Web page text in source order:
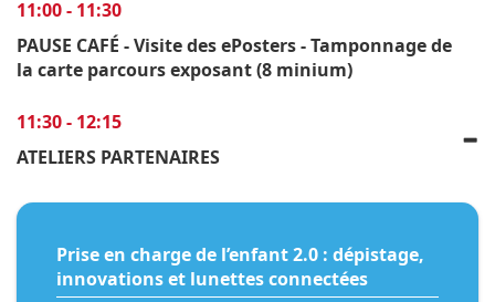
11:00 - 11:30
PAUSE CAFÉ - Visite des ePosters - Tamponnage de
la carte parcours exposant (8 minium)
11:30 - 12:15
ATELIERS PARTENAIRES
Prise en charge de l’enfant 2.0 : dépistage,
innovations et lunettes connectées